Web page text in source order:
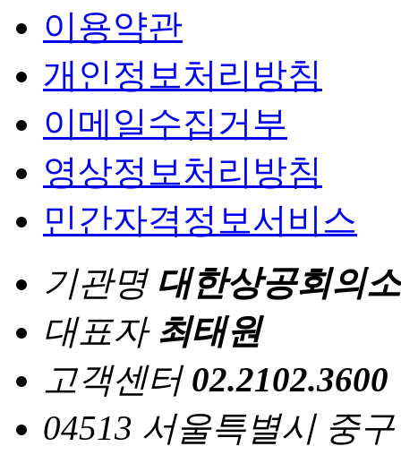
이용약관
개인정보처리방침
이메일수집거부
영상정보처리방침
민간자격정보서비스
기관명 대한상공회의소
대표자 최태원
고객센터 02.2102.3600
04513 서울특별시 중